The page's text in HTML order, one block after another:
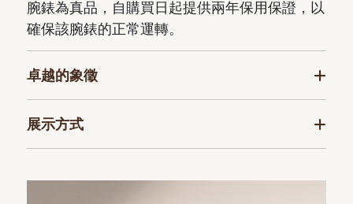
腕錶為真品，自購買日起提供兩年保用保證，以
確保該腕錶的正常運轉。
卓越的象徵
展示方式